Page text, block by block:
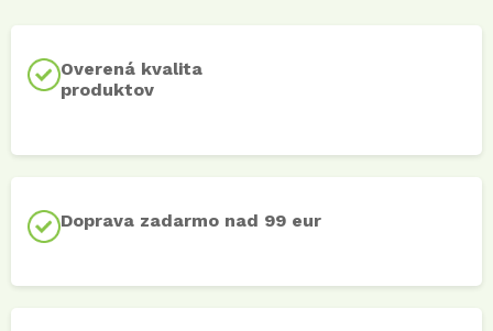
Overená kvalita
produktov
Doprava zadarmo nad 99 eur